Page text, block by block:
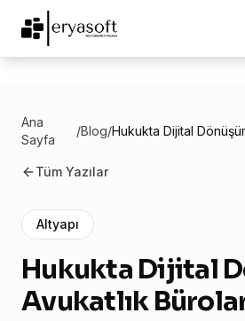
Ana
Sayfa
/Blog/
Tüm Yazılar
Altyapı
Hukukta Dijital
Avukatlık